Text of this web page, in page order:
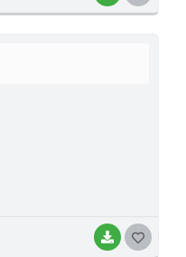
BAIXAR